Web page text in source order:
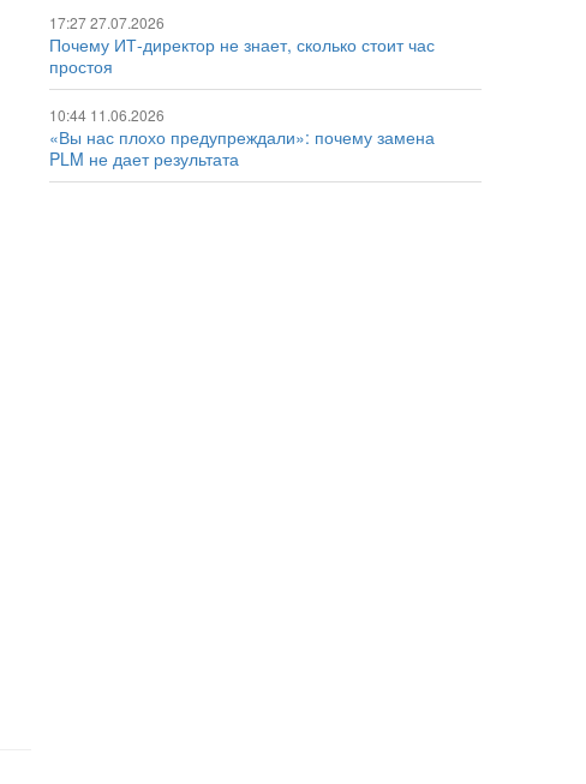
17:27 27.07.2026
Почему ИТ-директор не знает, сколько стоит час
простоя
10:44 11.06.2026
«Вы нас плохо предупреждали»: почему замена
PLM не дает результата